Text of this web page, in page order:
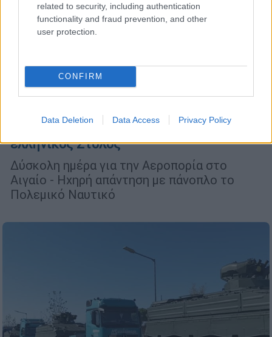
related to security, including authentication
functionality and fraud prevention, and other
user protection.
CONFIRM
Data Deletion Data Access Privacy Policy
09.01.2023 20:54
Ένταση στο Αιγαίο: Σκληρές αερομαχίες
πάνω από τα νησιά και απειλές
Ερντογάν - Στο Αιγαίο ολόκληρος ο
ελληνικός Στόλος
Δύσκολη ημέρα για την Αεροπορία στο
Αιγαίο - Ηχηρή απάντηση με πάνοπλο το
Πολεμικό Ναυτικό